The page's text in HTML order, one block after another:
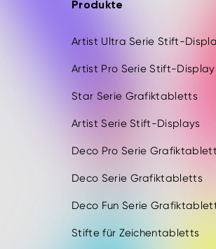
Produkte
Artist Ultra Serie Stift-
Artist Pro Serie Stift-
Star Serie Grafiktabletts
Artist Serie Stift-Displays
Deco Pro Serie
Deco Serie Grafiktabletts
Deco Fun Serie
Stifte für Zeichentabletts